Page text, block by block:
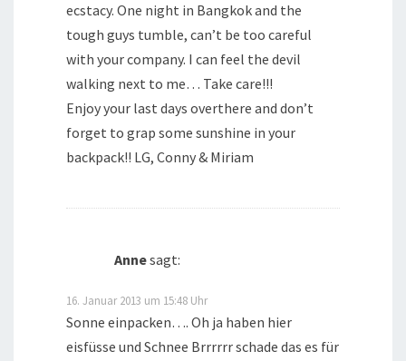
ecstacy. One night in Bangkok and the
tough guys tumble, can’t be too careful
with your company. I can feel the devil
walking next to me… Take care!!!
Enjoy your last days overthere and don’t
forget to grap some sunshine in your
backpack!! LG, Conny & Miriam
Annesagt:
16. Januar 2013 um 15:48 Uhr
Sonne einpacken…. Oh ja haben hier
eisfüsse und Schnee Brrrrrr schade das es für